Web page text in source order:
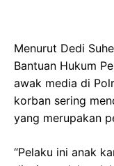
Menurut Dedi
Bantuan Hukum
awak media di
korban sering
yang merupakan
“Pelaku ini anak